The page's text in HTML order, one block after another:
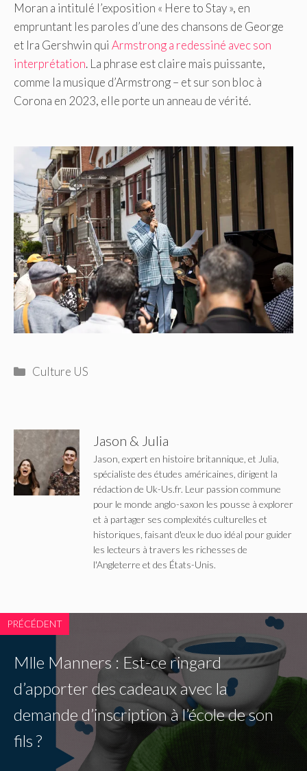
Moran a intitulé l’exposition « Here to Stay », en
empruntant les paroles d’une des chansons de George
et Ira Gershwin qui Armstrong a redessiné avec son
interprétation. La phrase est claire mais puissante,
comme la musique d’Armstrong – et sur son bloc à
Corona en 2023, elle porte un anneau de vérité.
Catégories
Culture US
Jason & Julia
Jason, expert en histoire britannique, et Julia,
spécialiste des études américaines, dirigent la
rédaction de Uk-Us.fr. Leur passion commune
pour le monde anglo-saxon les pousse à explorer
et à partager ses complexités culturelles et
historiques, faisant d'eux le duo idéal pour guider
les lecteurs à travers les richesses de
l'Angleterre et des États-Unis.
PRÉCÉDENT
Mlle Manners : Est-ce ringard
d’apporter des cadeaux avec la
demande d’inscription à l’école de son
fils ?